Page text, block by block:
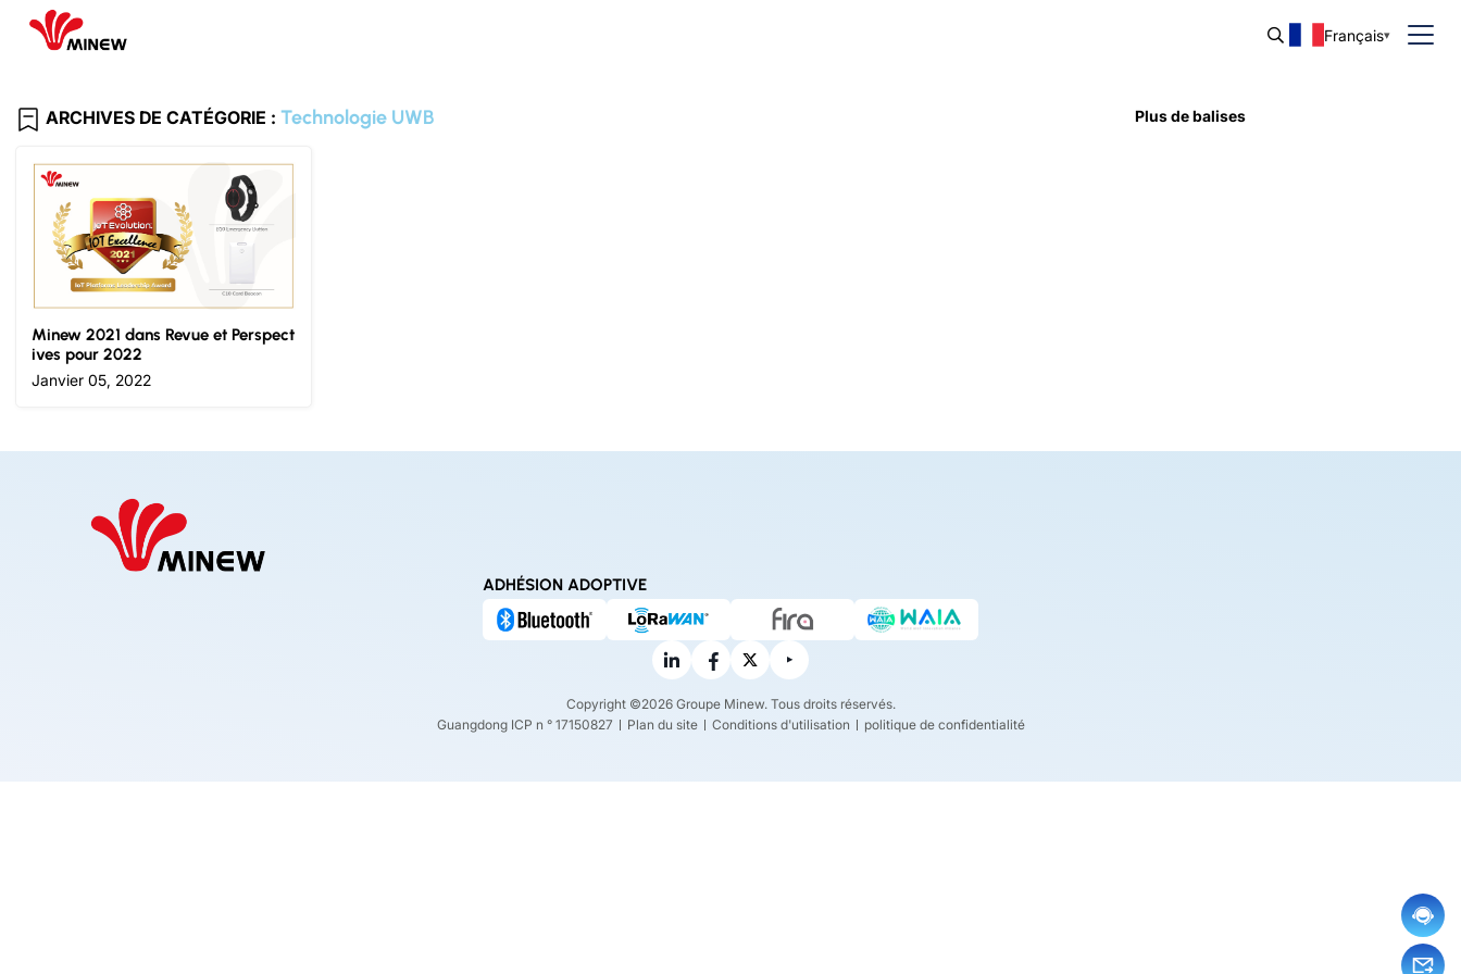
Français
ARCHIVES DE CATÉGORIE : Technologie UWB Plus de balises
Minew 2021 dans Revue et Perspect
ives pour 2022
Janvier 05, 2022
ADHÉSION ADOPTIVE
Copyright ©2026 Groupe Minew. Tous droits réservés.
Guangdong ICP n ° 17150827
Plan du site Conditions d'utilisation politique de confidentialité